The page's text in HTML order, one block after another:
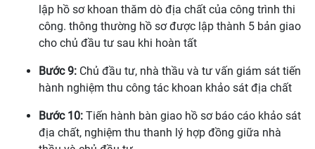
lập hồ sơ khoan thăm dò địa chất của công trình thi
công. thông thường hồ sơ được lập thành 5 bản giao
cho chủ đầu tư sau khi hoàn tất
Bước 9: Chủ đầu tư, nhà thầu và tư vấn giám sát tiến
hành nghiệm thu công tác khoan khảo sát địa chất
Bước 10: Tiến hành bàn giao hồ sơ báo cáo khảo sát
địa chất, nghiệm thu thanh lý hợp đồng giữa nhà